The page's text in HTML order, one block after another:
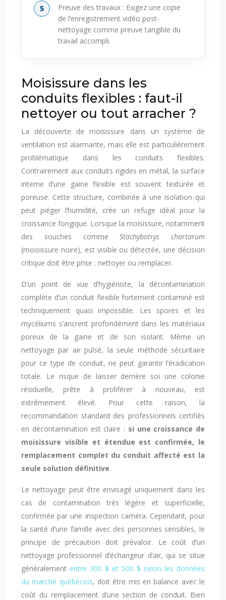
Preuve des travaux : Exigez une copie
de l’enregistrement vidéo post-
nettoyage comme preuve tangible du
travail accompli.
Moisissure dans les
conduits flexibles : faut-il
nettoyer ou tout arracher ?
La découverte de moisissure dans un système de
ventilation est alarmante, mais elle est particulièrement
problématique dans les conduits flexibles.
Contrairement aux conduits rigides en métal, la surface
interne d’une gaine flexible est souvent texturée et
poreuse. Cette structure, combinée à une isolation qui
peut piéger l’humidité, crée un refuge idéal pour la
croissance fongique. Lorsque la moisissure, notamment
des souches commeStachybotrys chartarum
(moisissure noire), est visible ou détectée, une décision
critique doit être prise : nettoyer ou remplacer.
D’un point de vue d’hygiéniste, la décontamination
complète d’un conduit flexible fortement contaminé est
techniquement quasi impossible. Les spores et les
mycéliums s’ancrent profondément dans les matériaux
poreux de la gaine et de son isolant. Même un
nettoyage par air pulsé, la seule méthode sécuritaire
pour ce type de conduit, ne peut garantir l’éradication
totale. Le risque de laisser derrière soi une colonie
résiduelle, prête à proliférer à nouveau, est
extrêmement élevé. Pour cette raison, la
recommandation standard des professionnels certifiés
en décontamination est claire : si une croissance de
moisissure visible et étendue est confirmée, le
remplacement complet du conduit affecté est la
seule solution définitive.
Le nettoyage peut être envisagé uniquement dans les
cas de contamination très légère et superficielle,
confirmée par une inspection caméra. Cependant, pour
la santé d’une famille avec des personnes sensibles, le
principe de précaution doit prévaloir. Le coût d’un
nettoyage professionnel d’échangeur d’air, qui se situe
généralement entre 300 $ et 500 $ selon les données
du marché québécois, doit être mis en balance avec le
coût du remplacement d’une section de conduit. Bien